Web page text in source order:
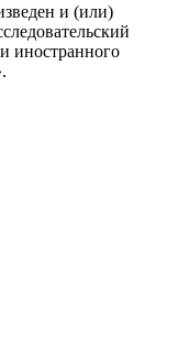
и (или)
иностранного